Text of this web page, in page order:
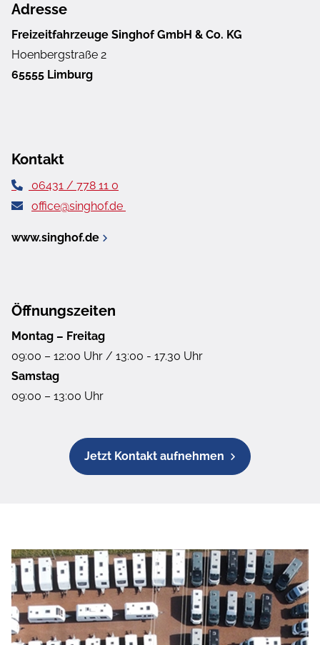
Adresse
Freizeitfahrzeuge Singhof GmbH & Co. KG
Hoenbergstraße 2
65555 Limburg
Kontakt
06431 / 778 11 0
office@singhof.de
www.singhof.de
Öffnungszeiten
Montag – Freitag
09:00 – 12:00 Uhr / 13:00 - 17.30 Uhr
Samstag
09:00 – 13:00 Uhr
Jetzt Kontakt aufnehmen